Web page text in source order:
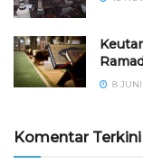
8
Komentar Terkini